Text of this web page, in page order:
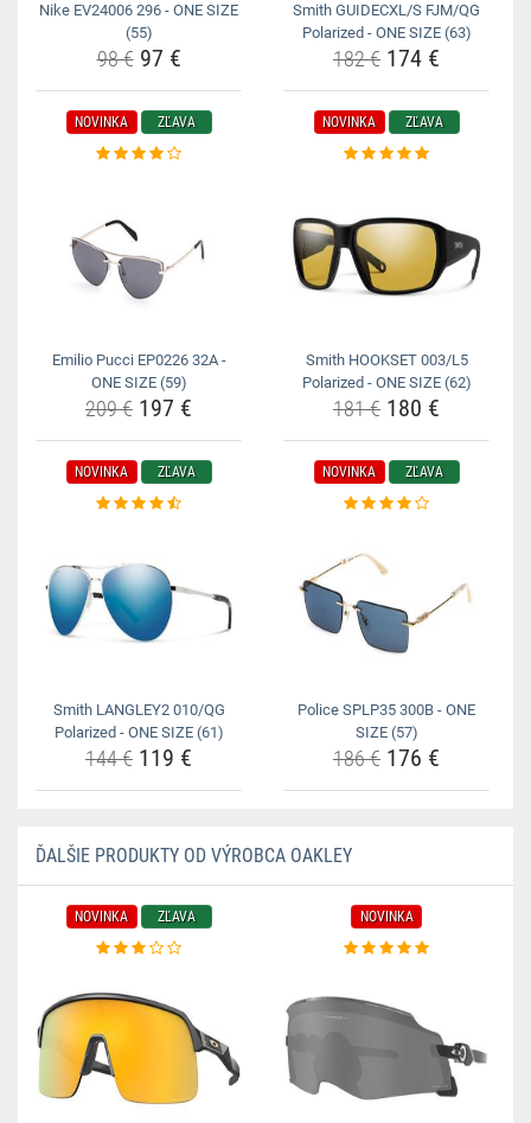
Nike EV24006 296 - ONE SIZE
(55)
98 €97 €
Smith GUIDECXL/S FJM/QG
Polarized - ONE SIZE (63)
182 € 174 €
NOVINKA ZĽAVA
Emilio Pucci EP0226 32A -
ONE SIZE (59)
209 € 197 €
NOVINKA ZĽAVA
Smith HOOKSET 003/L5
Polarized - ONE SIZE (62)
181 € 180 €
NOVINKA ZĽAVA
Smith LANGLEY2 010/QG
Polarized - ONE SIZE (61)
144 € 119 €
NOVINKA ZĽAVA
Police SPLP35 300B - ONE
SIZE (57)
186 € 176 €
ĎALŠIE PRODUKTY OD VÝROBCA OAKLEY
NOVINKA ZĽAVA NOVINKA